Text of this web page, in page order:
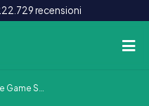
recensioni
Sartrouville